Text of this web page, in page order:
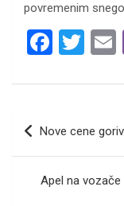
povremenim
F
ce
o
o
T
tt
Кретање
чланка
Nove cene
Apel na